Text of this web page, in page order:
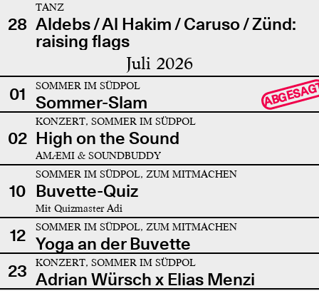
28
TANZ
Aldebs / Al Hakim / Caruso / Zünd:
raising flags
Juli 2026
01 SOMMER IM SÜDPOL
Sommer-Slam
02
KONZERT, SOMMER IM SÜDPOL
High on the Sound
AMÆMI & SOUNDBUDDY
10
SOMMER IM SÜDPOL, ZUM MITMACHEN
Buvette-Quiz
Mit Quizmaster Adi
12 SOMMER IM SÜDPOL, ZUM MITMACHEN
Yoga an der Buvette
23
KONZERT, SOMMER IM SÜDPOL
Adrian Würsch x Elias Menzi